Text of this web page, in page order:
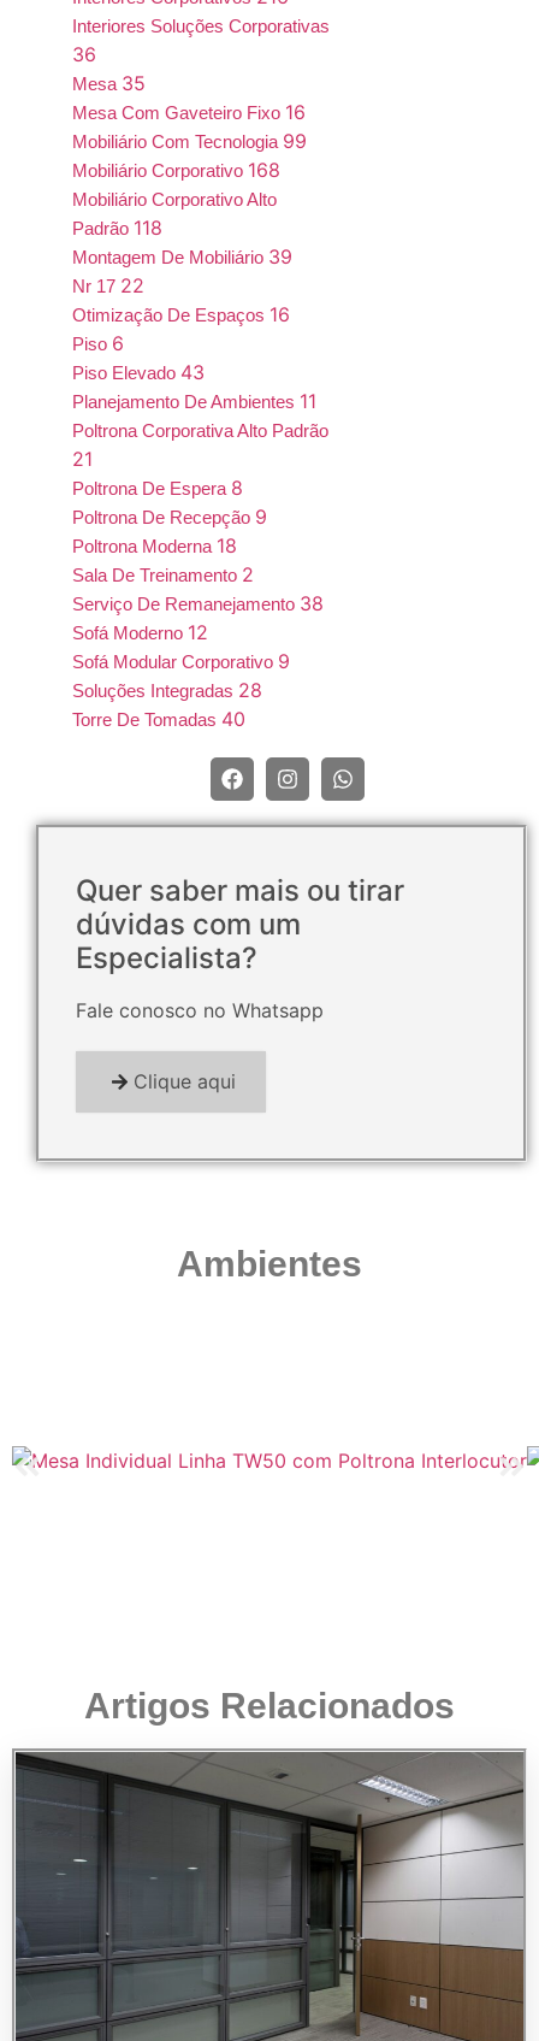
Interiores Soluções Corporativas
36
Mesa 35
Mesa Com Gaveteiro Fixo 16
Mobiliário Com Tecnologia 99
Mobiliário Corporativo 168
Mobiliário Corporativo Alto
Padrão 118
Montagem De Mobiliário 39
Nr 17 22
Otimização De Espaços 16
Piso 6
Piso Elevado 43
Planejamento De Ambientes 11
Poltrona Corporativa Alto Padrão
21
Poltrona De Espera 8
Poltrona De Recepção 9
Poltrona Moderna 18
Sala De Treinamento 2
Serviço De Remanejamento 38
Sofá Moderno 12
Sofá Modular Corporativo 9
Soluções Integradas 28
Torre De Tomadas 40
Quer saber mais ou tirar
dúvidas com um
Especialista?
Fale conosco no Whatsapp
Clique aqui
Ambientes
Artigos Relacionados